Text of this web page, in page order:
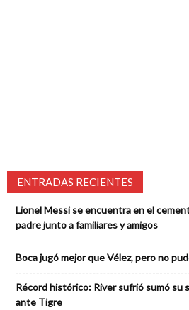
ENTRADAS RECIENTES
Lionel Messi se encuentra en el
padre junto a familiares y amigos
Boca jugó mejor que Vélez, pero no
Récord histórico: River sufrió sumó
ante Tigre